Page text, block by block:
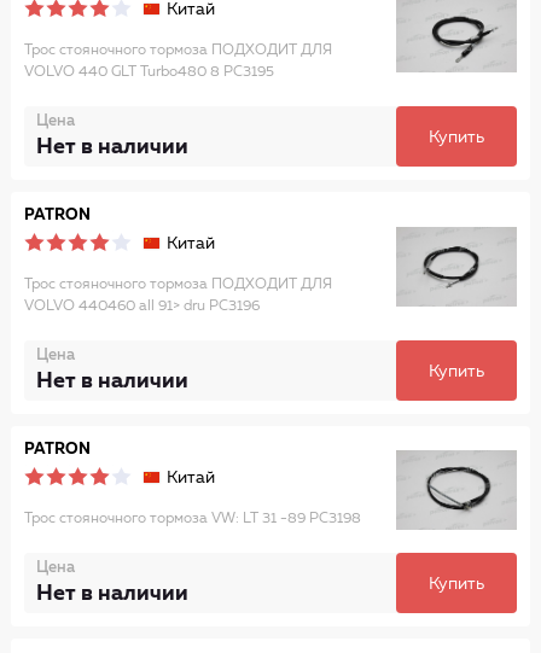
Китай
Трос стояночного тормоза ПОДХОДИТ ДЛЯ
VOLVO 440 GLT Turbo480 8 PC3195
Цена
Нет в наличии Купить
PATRON
Китай
Трос стояночного тормоза ПОДХОДИТ ДЛЯ
VOLVO 440460 all 91> dru PC3196
Цена
Нет в наличии Купить
PATRON
Китай
Трос стояночного тормоза VW: LT 31 -89 PC3198
Цена
Нет в наличии Купить